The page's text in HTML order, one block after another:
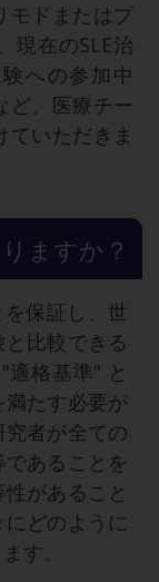
モドまたはプ
現在のSLE治
への参加中
ど、医療チー
いただきま
ますか？
保証し、世
比較できる
格基準" と
たす必要が
者が全ての
あることを
があること
どのように
す。